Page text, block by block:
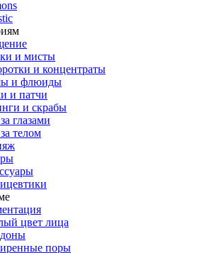
и мисты
и концентраты
и флюиды
и патчи
и скрабы
глазами
телом
цвет лица
поры